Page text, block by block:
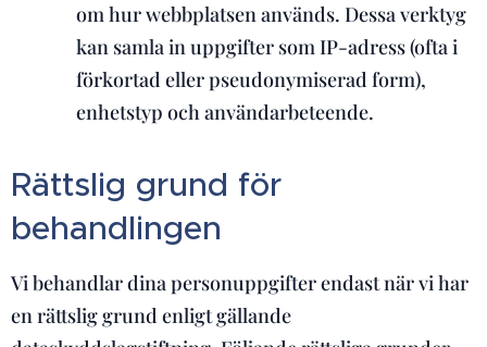
om hur webbplatsen används. Dessa verktyg
kan samla in uppgifter som IP-adress (ofta i
förkortad eller pseudonymiserad form),
enhetstyp och användarbeteende.
Rättslig grund för
behandlingen
Vi behandlar dina personuppgifter endast när vi har
en rättslig grund enligt gällande